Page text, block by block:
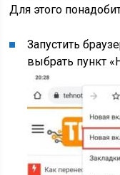
Для этого
Запустить
выбрать пункт